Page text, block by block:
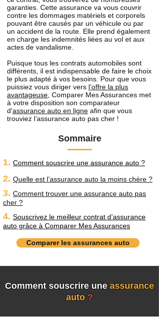
garanties. Cette assurance va vous couvrir
contre les dommages matériels et corporels
pouvant être causés par un véhicule ou par
un accident de la route. Elle prend également
en charge les indemnités liées au vol et aux
actes de vandalisme.
Puisque tous les contrats automobiles sont
différents, il est indispensable de faire le choix
le plus adapté à vos besoins. Pour que vous
puissiez vous diriger vers l’offre la plus
avantageuse , Comparer Mes Assurances met
à votre disposition son comparateur
d'assurance auto en ligne afin que vous
trouviez l’assurance auto pas cher !
Sommaire
1. Comment souscrire une assurance auto ?
2. Quelle est l’assurance auto la moins chère ?
3. Comment trouver une assurance auto pas
cher ?
4. Souscrivez le meilleur contrat d’assurance
auto grâce à Comparer Mes Assurances
Comparer les assurances auto
Comment souscrire une assurance
auto ?